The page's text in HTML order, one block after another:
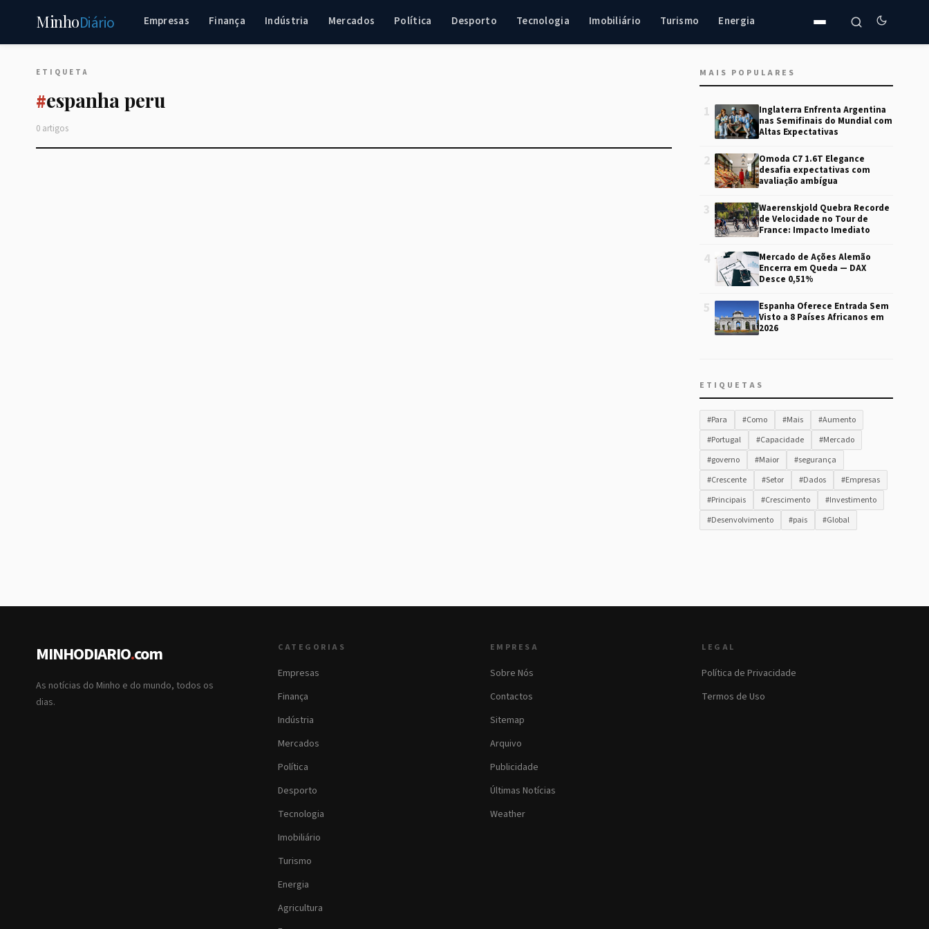
MinhoDiário Empresas Finança Indústria Mercados Política Desporto Tecnologia Imobiliário Turismo Energia
ETIQUETA
#espanha peru
0 artigos
MAIS POPULARES
1
Inglaterra Enfrenta Argentina
nas Semifinais do Mundial com
Altas Expectativas
2
Omoda C7 1.6T Elegance
desafia expectativas com
avaliação ambígua
3
Waerenskjold Quebra Recorde
de Velocidade no Tour de
France: Impacto Imediato
4
Mercado de Ações Alemão
Encerra em Queda — DAX
Desce 0,51%
5
Espanha Oferece Entrada Sem
Visto a 8 Países Africanos em
2026
ETIQUETAS
#Para #Como #Mais
#Aumento
#Portugal
#Capacidade
#Mercado
#governo
#Maior
#segurança
#Crescente
#Setor #Dados
#Empresas
#Principais
#Crescimento
#Investimento
#Desenvolvimento
#pais #Global
MINHODIARIO.com
As notícias do Minho e do mundo, todos os
dias.
CATEGORIAS
Empresas
Finança
Indústria
Mercados
Política
Desporto
Tecnologia
Imobiliário
Turismo
Energia
Agricultura
EMPRESA
Sobre Nós
Contactos
Sitemap
Arquivo
Publicidade
Últimas Notícias
Weather
LEGAL
Política de Privacidade
Termos de Uso